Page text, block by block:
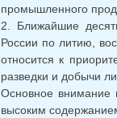
промышленного
2. Ближайшие
России по литию,
относится к
разведки и добычи
Основное внимание
высоким